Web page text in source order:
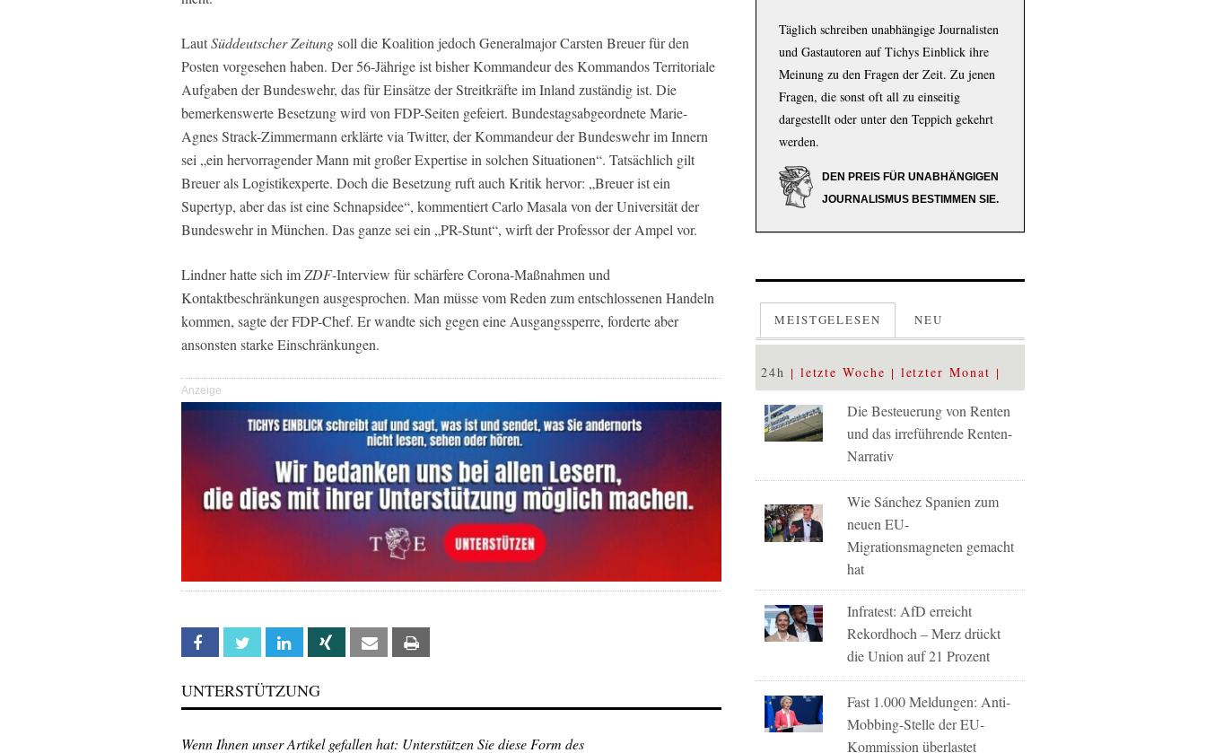
LautSüddeutscher Zeitungsoll die Koalition jedoch Generalmajor Carsten Breuer für den
Posten vorgesehen haben. Der 56-Jährige ist bisher Kommandeur des Kommandos Territoriale
Aufgaben der Bundeswehr, das für Einsätze der Streitkräfte im Inland zuständig ist. Die
bemerkenswerte Besetzung wird von FDP-Seiten gefeiert. Bundestagsabgeordnete Marie-
Agnes Strack-Zimmermann erklärte via Twitter, der Kommandeur der Bundeswehr im Innern
sei „ein hervorragender Mann mit großer Expertise in solchen Situationen“. Tatsächlich gilt
Breuer als Logistikexperte. Doch die Besetzung ruft auch Kritik hervor: „Breuer ist ein
Supertyp, aber das ist eine Schnapsidee“, kommentiert Carlo Masala von der Universität der
Bundeswehr in München. Das ganze sei ein „PR-Stunt“, wirft der Professor der Ampel vor.
Lindner hatte sich imZDF-Interview für schärfere Corona-Maßnahmen und
Kontaktbeschränkungen ausgesprochen. Man müsse vom Reden zum entschlossenen Handeln
kommen, sagte der FDP-Chef. Er wandte sich gegen eine Ausgangssperre, forderte aber
ansonsten starke Einschränkungen.
Anzeige
Facebook Twitter Linkedin Xing Email
UNTERSTÜTZUNG
Wenn Ihnen unser Artikel gefallen hat: Unterstützen Sie diese Form des
Täglich schreiben unabhängige Journalisten
und Gastautoren auf Tichys Einblick ihre
Meinung zu den Fragen der Zeit. Zu jenen
Fragen, die sonst oft all zu einseitig
dargestellt oder unter den Teppich gekehrt
werden.
DEN PREIS FÜR UNABHÄNGIGEN
JOURNALISMUS BESTIMMEN SIE.
MEISTGELESEN NEU
24h letzte Woche letzter Monat
Die Besteuerung von Renten
und das irreführende Renten-
Narrativ
Wie Sánchez Spanien zum
neuen EU-
Migrationsmagneten gemacht
hat
Infratest: AfD erreicht
Rekordhoch – Merz drückt
die Union auf 21 Prozent
Fast 1.000 Meldungen: Anti-
Mobbing-Stelle der EU-
Kommission überlastet